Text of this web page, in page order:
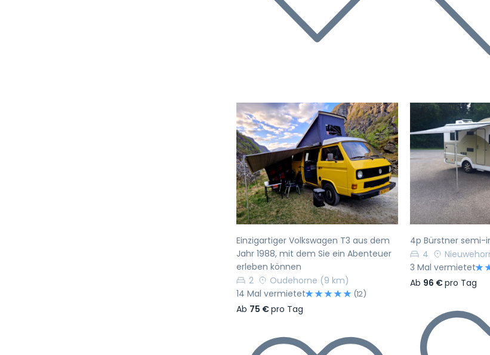
Vorherige Nächste
Einzigartiger Volkswagen T3 aus dem
Jahr 1988, mit dem Sie ein Abenteuer
erleben können
2
Oudehorne (9 km)
14 Mal vermietet
(12)
Ab 75 €pro Tag
Vorherige
4p Bürstner semi-
4
3 Mal vermietet
Ab 96 €pro Tag